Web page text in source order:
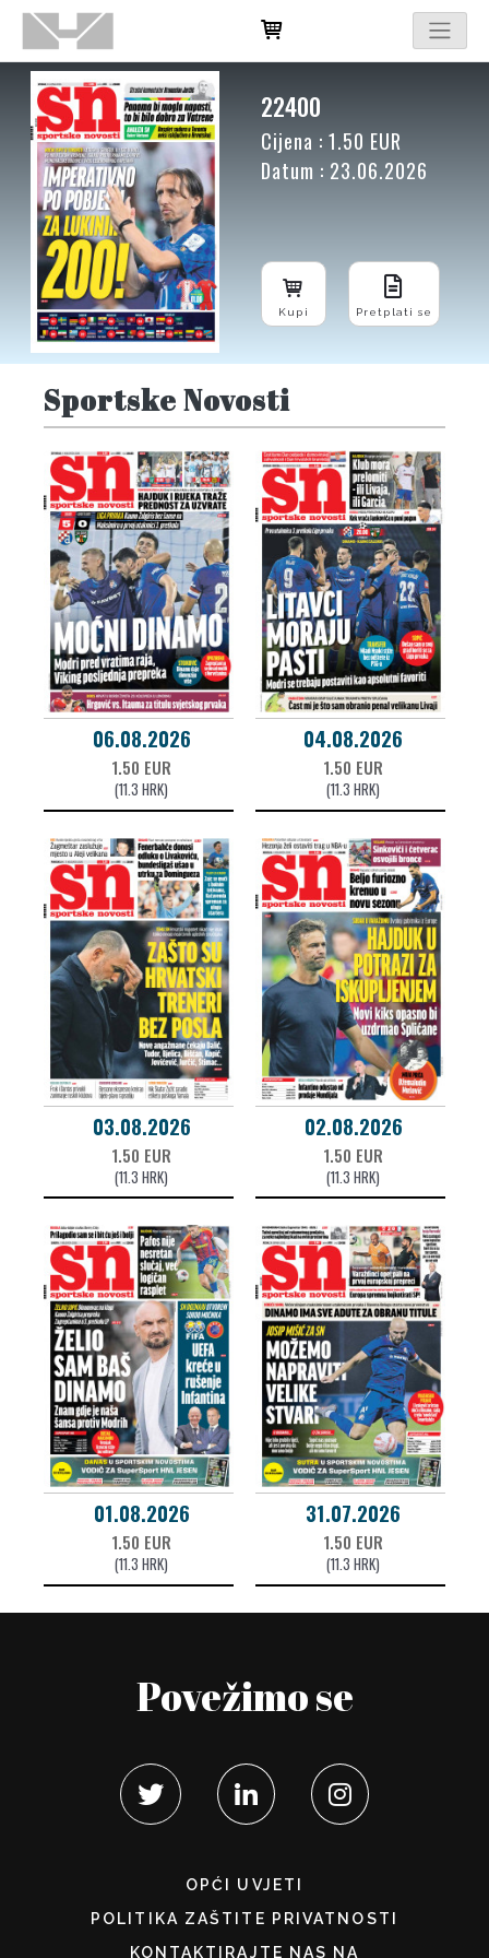
22400
Cijena : 1.50 EUR
Datum : 23.06.2026
Kupi Pretplati se
Sportske Novosti
06.08.2026
1.50 EUR
(11.3 HRK)
04.08.2026
1.50 EUR
(11.3 HRK)
03.08.2026
1.50 EUR
(11.3 HRK)
02.08.2026
1.50 EUR
(11.3 HRK)
01.08.2026
1.50 EUR
(11.3 HRK)
31.07.2026
1.50 EUR
(11.3 HRK)
Povežimo se
OPĆI UVJETI
POLITIKA ZAŠTITE PRIVATNOSTI
KONTAKTIRAJTE NAS NA